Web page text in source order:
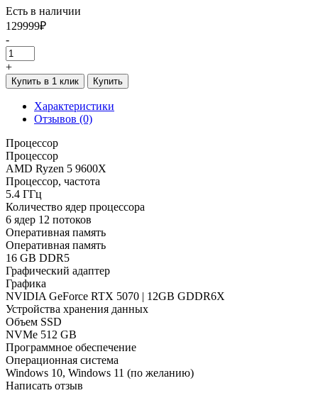
Есть в наличии
129999₽
-
+
Купить в 1 клик Купить
Характеристики
Отзывов (0)
Процессор
Процессор
AMD Ryzen 5 9600X
Процессор, частота
5.4 ГГц
Количество ядер процессора
6 ядер 12 потоков
Оперативная память
Оперативная память
16 GB DDR5
Графический адаптер
Графика
NVIDIA GeForce RTX 5070 | 12GB GDDR6X
Устройства хранения данных
Объем SSD
NVMe 512 GB
Программное обеспечение
Операционная система
Windows 10, Windows 11 (по желанию)
Написать отзыв